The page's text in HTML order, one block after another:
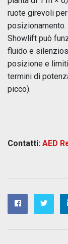
ruote girevoli
posizionamento.
Showlift può
fluido e
posizione e
termini di
picco).
Contatti: AED